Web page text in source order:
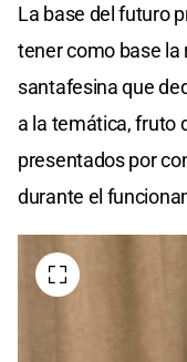
La base del futuro
tener como base
santafesina que
a la temática, fruto
presentados por
durante el